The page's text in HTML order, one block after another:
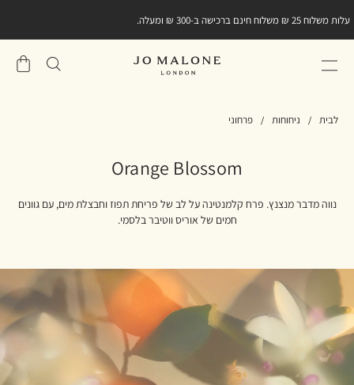
קוד ההטבה במייל אישי
שֶׁלִי
לבית ניחוחות פרחוני
Orange Blossom
נווה מדבר מנצנץ. פרח קלמנטינה על לב של פריחת תפוז וחבצלת מים, עם גוונים
חמים של אוריס ווטיבר בלסמי.